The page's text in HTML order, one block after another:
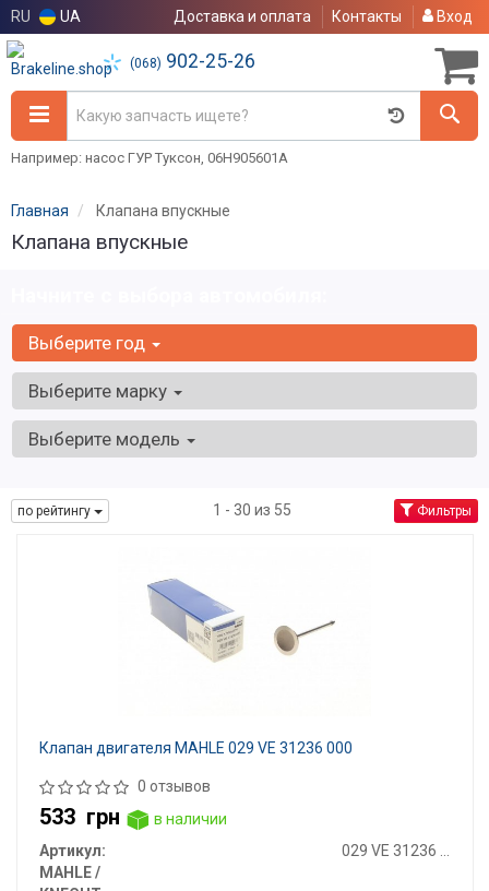
RU UA Доставка и оплата Контакты Вход
(068) 902-25-26
Например: насос ГУР Туксон, 06H905601A
Главная Клапана впускные
Клапана впускные
Выберите год
Выберите марку
Выберите модель
по рейтингу 1 - 30 из 55 Фильтры
Клапан двигателя MAHLE 029 VE 31236 000
0 отзывов
533 грн
в наличии
Артикул:
MAHLE /